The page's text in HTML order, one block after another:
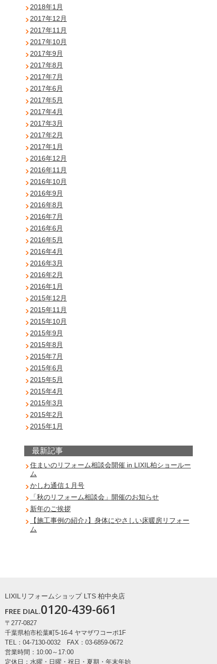
2018年1月
2017年12月
2017年11月
2017年10月
2017年9月
2017年8月
2017年7月
2017年6月
2017年5月
2017年4月
2017年3月
2017年2月
2017年1月
2016年12月
2016年11月
2016年10月
2016年9月
2016年8月
2016年7月
2016年6月
2016年5月
2016年4月
2016年3月
2016年2月
2016年1月
2015年12月
2015年11月
2015年10月
2015年9月
2015年8月
2015年7月
2015年6月
2015年5月
2015年4月
2015年3月
2015年2月
2015年1月
最新記事
住まいのリフォーム相談会開催 in LIXIL柏ショールー
ム
かしわ通信１月号
「秋のリフォーム相談会」開催のお知らせ
新年のご挨拶
【施工事例の紹介♪】身体にやさしい床暖房リフォー
ム
LIXILリフォームショップ LTS 柏中央店
FREE DIAL.0120-439-661
〒277-0827
千葉県柏市松葉町5-16-4 ヤマザワコーポ1F
TEL：04-7130-0032 FAX：03-6859-0672
営業時間：10:00～17:00
定休日：水曜・日曜・祝日・夏期・年末年始